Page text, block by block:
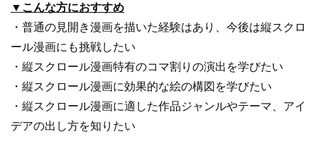
▼こんな方におすすめ
・普通の見開き漫画を描いた経験はあり、今後は縦スクロ
ール漫画にも挑戦したい
・縦スクロール漫画特有のコマ割りの演出を学びたい
・縦スクロール漫画に効果的な絵の構図を学びたい
・縦スクロール漫画に適した作品ジャンルやテーマ、アイ
デアの出し方を知りたい